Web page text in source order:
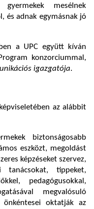
mesélnek
és adnak egymásnak jó
a UPC együtt kíván
konzorciummal,
igazgatója.
képviseletében az alábbit
biztonságosabb
eszközt, megoldást
képzéseket szervez,
tanácsokat, tippeket,
pedagógusokkal,
megvalósuló
oktatják az